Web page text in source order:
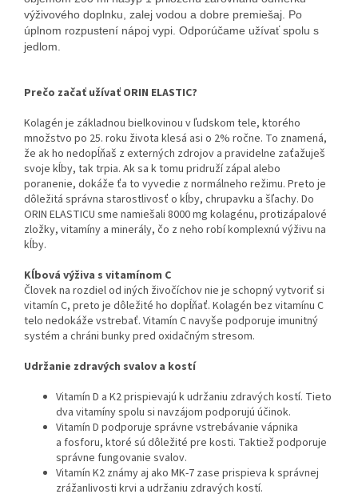
výživového doplnku, zalej vodou a dobre premiešaj. Po
úplnom rozpustení nápoj vypi. Odporúčame užívať spolu s
jedlom.
Prečo začať užívať ORIN ELASTIC?
Kolagén je základnou bielkovinou v ľudskom tele, ktorého
množstvo po 25. roku života klesá asi o 2% ročne. To znamená,
že ak ho nedopĺňaš z externých zdrojov a pravidelne zaťažuješ
svoje kĺby, tak trpia. Ak sa k tomu pridruží zápal alebo
poranenie, dokáže ťa to vyvedie z normálneho režimu. Preto je
dôležitá správna starostlivosť o kĺby, chrupavku a šľachy. Do
ORIN ELASTICU sme namiešali 8000 mg kolagénu, protizápalové
zložky, vitamíny a minerály, čo z neho robí komplexnú výživu na
kĺby.
Kĺbová výživa s vitamínom C
Človek na rozdiel od iných živočíchov nie je schopný vytvoriť si
vitamín C, preto je dôležité ho dopĺňať. Kolagén bez vitamínu C
telo nedokáže vstrebať. Vitamín C navyše podporuje imunitný
systém a chráni bunky pred oxidačným stresom.
Udržanie zdravých svalov a kostí
Vitamín D a K2 prispievajú k udržaniu zdravých kostí. Tieto
dva vitamíny spolu si navzájom podporujú účinok.
Vitamín D podporuje správne vstrebávanie vápnika
a fosforu, ktoré sú dôležité pre kosti. Taktiež podporuje
správne fungovanie svalov.
Vitamín K2 známy aj ako MK-7 zase prispieva k správnej
zrážanlivosti krvi a udržaniu zdravých kostí.